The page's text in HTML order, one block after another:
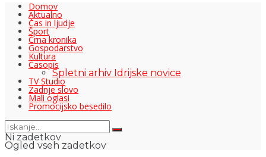
Domov
Aktualno
Čas in ljudje
Šport
Črna kronika
Gospodarstvo
Kultura
Časopis
Spletni arhiv Idrijske novice
TV Studio
Zadnje slovo
Mali oglasi
Promocijsko besedilo
Ni zadetkov
Ogled vseh zadetkov